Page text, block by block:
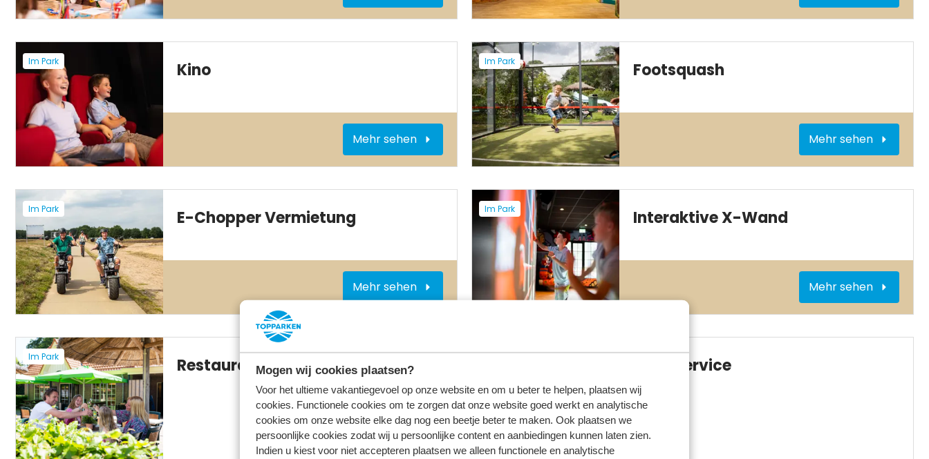
Mogen wij cookies plaatsen?
Voor het ultieme vakantiegevoel op onze website en om u beter te helpen, plaatsen wij
cookies. Functionele cookies om te zorgen dat onze website goed werkt en analytische
cookies om onze website elke dag nog een beetje beter te maken. Ook plaatsen we
persoonlijke cookies zodat wij u persoonlijke content en aanbiedingen kunnen laten zien.
Indien u kiest voor niet accepteren plaatsen we alleen functionele en analytische
Im Park Kino
Mehr sehen
Im Park Footsquash
Mehr sehen
Im Park E-Chopper Vermietung
Mehr sehen
Im Park Interaktive X-Wand
Mehr sehen
Im Park Restaurant mit Terrasse Im Park BBQ-Service